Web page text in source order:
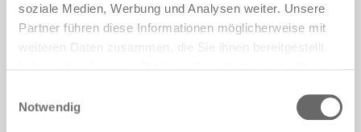
soziale Medien, Werbung und Analysen weiter. Unsere
Partner führen diese Informationen möglicherweise mit
weiteren Daten zusammen, die Sie ihnen bereitgestellt
Notwendig